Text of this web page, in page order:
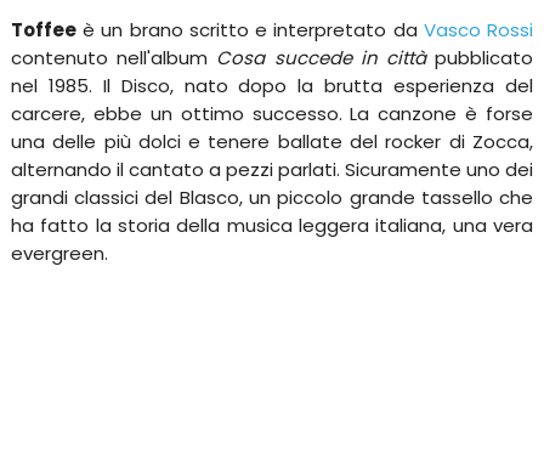
Toffeeè un brano scritto e interpretato da Vasco Rossi
contenuto nell'album Cosa succede in cittàpubblicato
nel 1985. Il Disco, nato dopo la brutta esperienza del
carcere, ebbe un ottimo successo. La canzone è forse
una delle più dolci e tenere ballate del rocker di Zocca,
alternando il cantato a pezzi parlati. Sicuramente uno dei
grandi classici del Blasco, un piccolo grande tassello che
ha fatto la storia della musica leggera italiana, una vera
evergreen.